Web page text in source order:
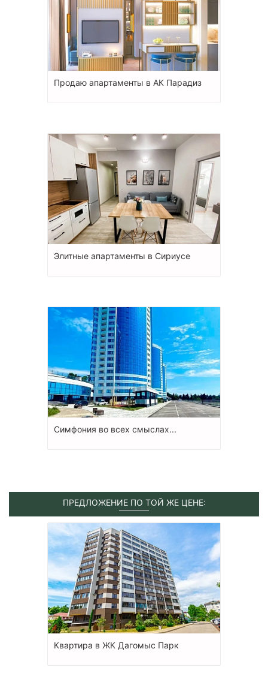
Продаю апартаменты в АК Парадиз
Элитные апартаменты в Сириусе
Симфония во всех смыслах...
ПРЕДЛОЖЕНИЕ ПО ТОЙ ЖЕ ЦЕНЕ:
Квартира в ЖК Дагомыс Парк